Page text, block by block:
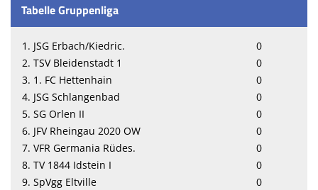
Tabelle Gruppenliga
1. JSG Erbach/Kiedric.
0
2. TSV Bleidenstadt 1
0
3. 1. FC Hettenhain
0
4. JSG Schlangenbad
0
5. SG Orlen II
0
6. JFV Rheingau 2020 OW
0
7. VFR Germania Rüdes.
0
8. TV 1844 Idstein I
0
9. SpVgg Eltville
0